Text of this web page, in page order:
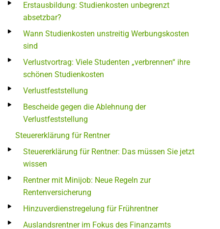
Erstausbildung: Studienkosten unbegrenzt
absetzbar?
Wann Studienkosten unstreitig Werbungskosten
sind
Verlustvortrag: Viele Studenten „verbrennen“ ihre
schönen Studienkosten
Verlustfeststellung
Bescheide gegen die Ablehnung der
Verlustfeststellung
Steuererklärung für Rentner
Steuererklärung für Rentner: Das müssen Sie jetzt
wissen
Rentner mit Minijob: Neue Regeln zur
Rentenversicherung
Hinzuverdienstregelung für Frührentner
Auslandsrentner im Fokus des Finanzamts